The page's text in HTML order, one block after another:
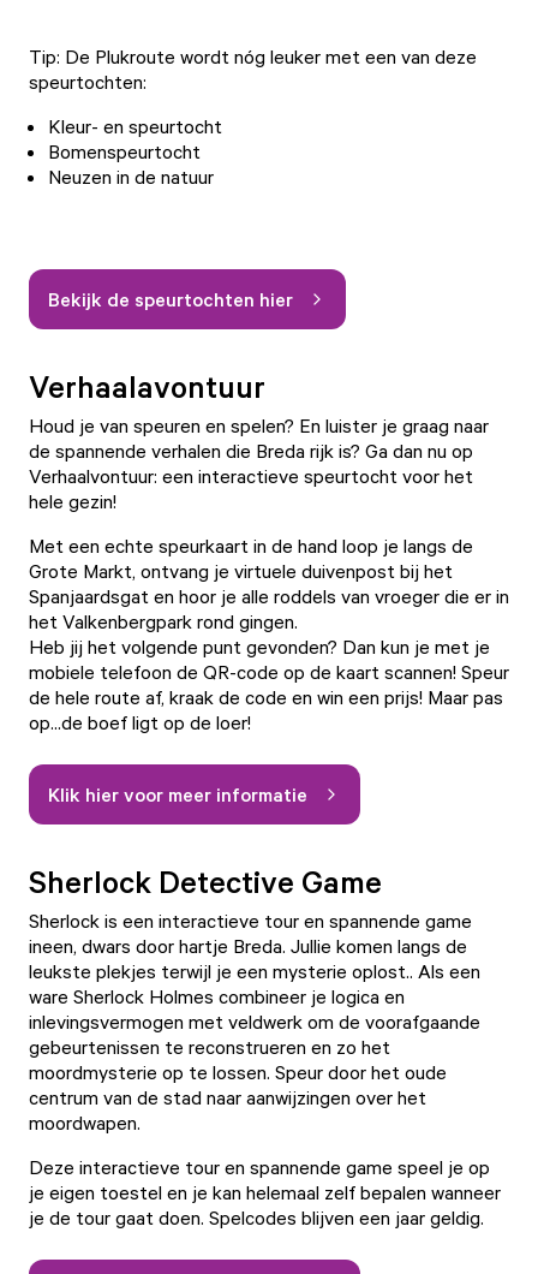
Tip: De Plukroute wordt nóg leuker met een van deze
speurtochten:
Kleur- en speurtocht
Bomenspeurtocht
Neuzen in de natuur
Bekijk de speurtochten hier
Verhaalavontuur
Houd je van speuren en spelen? En luister je graag naar
de spannende verhalen die Breda rijk is? Ga dan nu op
Verhaalvontuur: een interactieve speurtocht voor het
hele gezin!
Met een echte speurkaart in de hand loop je langs de
Grote Markt, ontvang je virtuele duivenpost bij het
Spanjaardsgat en hoor je alle roddels van vroeger die er in
het Valkenbergpark rond gingen.
Heb jij het volgende punt gevonden? Dan kun je met je
mobiele telefoon de QR-code op de kaart scannen! Speur
de hele route af, kraak de code en win een prijs! Maar pas
op...de boef ligt op de loer!
Klik hier voor meer informatie
Sherlock Detective Game
Sherlock is een interactieve tour en spannende game
ineen, dwars door hartje Breda. Jullie komen langs de
leukste plekjes terwijl je een mysterie oplost.. Als een
ware Sherlock Holmes combineer je logica en
inlevingsvermogen met veldwerk om de voorafgaande
gebeurtenissen te reconstrueren en zo het
moordmysterie op te lossen. Speur door het oude
centrum van de stad naar aanwijzingen over het
moordwapen.
Deze interactieve tour en spannende game speel je op
je eigen toestel en je kan helemaal zelf bepalen wanneer
je de tour gaat doen. Spelcodes blijven een jaar geldig.